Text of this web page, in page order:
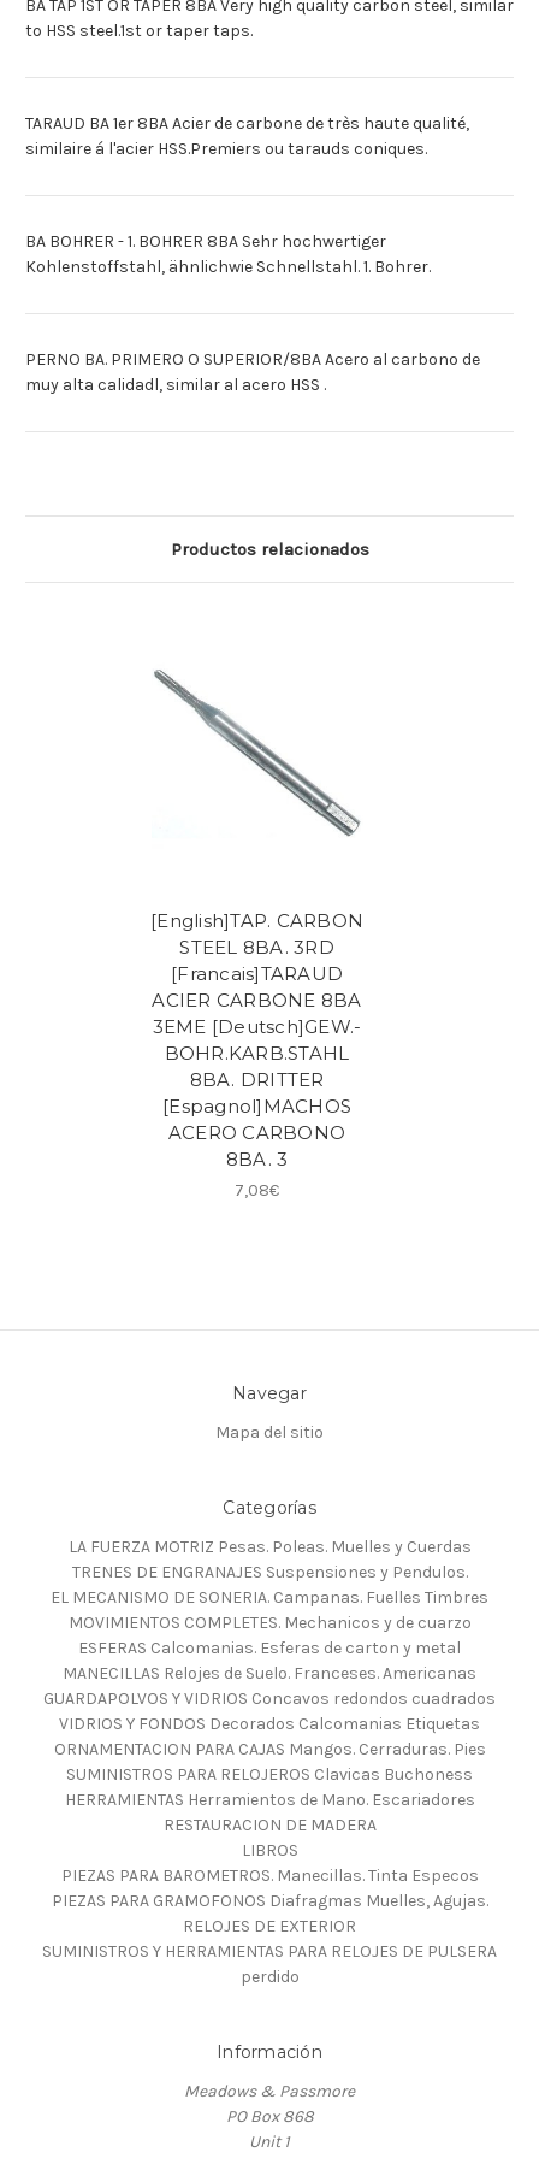
BA TAP 1ST OR TAPER 8BA Very high quality carbon steel, similar
to HSS steel.1st or taper taps.
TARAUD BA 1er 8BA Acier de carbone de très haute qualité,
similaire á l'acier HSS.Premiers ou tarauds coniques.
BA BOHRER - 1. BOHRER 8BA Sehr hochwertiger
Kohlenstoffstahl, ähnlichwie Schnellstahl. 1. Bohrer.
PERNO BA. PRIMERO O SUPERIOR/8BA Acero al carbono de
muy alta calidadl, similar al acero HSS .
Productos relacionados
[English]TAP. CARBON
STEEL 8BA. 3RD
[Francais]TARAUD
ACIER CARBONE 8BA
3EME [Deutsch]GEW.-
BOHR.KARB.STAHL
8BA. DRITTER
[Espagnol]MACHOS
ACERO CARBONO
8BA. 3
7,08€
Navegar
Mapa del sitio
Categorías
LA FUERZA MOTRIZ Pesas. Poleas. Muelles y Cuerdas
TRENES DE ENGRANAJES Suspensiones y Pendulos.
EL MECANISMO DE SONERIA. Campanas. Fuelles Timbres
MOVIMIENTOS COMPLETES. Mechanicos y de cuarzo
ESFERAS Calcomanias. Esferas de carton y metal
MANECILLAS Relojes de Suelo. Franceses. Americanas
GUARDAPOLVOS Y VIDRIOS Concavos redondos cuadrados
VIDRIOS Y FONDOS Decorados Calcomanias Etiquetas
ORNAMENTACION PARA CAJAS Mangos. Cerraduras. Pies
SUMINISTROS PARA RELOJEROS Clavicas Buchoness
HERRAMIENTAS Herramientos de Mano. Escariadores
RESTAURACION DE MADERA
LIBROS
PIEZAS PARA BAROMETROS. Manecillas. Tinta Especos
PIEZAS PARA GRAMOFONOS Diafragmas Muelles, Agujas.
RELOJES DE EXTERIOR
SUMINISTROS Y HERRAMIENTAS PARA RELOJES DE PULSERA
perdido
Información
Meadows & Passmore
PO Box 868
Unit 1